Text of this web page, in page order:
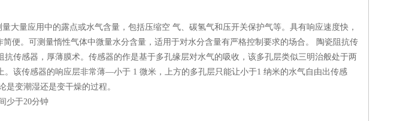
大量应用中的露点或水气含量，包括压缩空 气、碳氢气和压开关保护气等。具有响应速度快，
便。可测量惰性气体中微量水分含量，适用于对水分含量有严格控制要求的场合。 陶瓷阻抗传
抗传感器，厚薄膜术。传感器的作是基于多孔缘层对水气的吸收，该多孔层类似三明治般处于两
。该传感器的响应层非常薄—小于 1 微米，上方的多孔层只能让小于1 纳米的水气自由出传感
变潮湿还是变干燥的过程。
少于20分钟